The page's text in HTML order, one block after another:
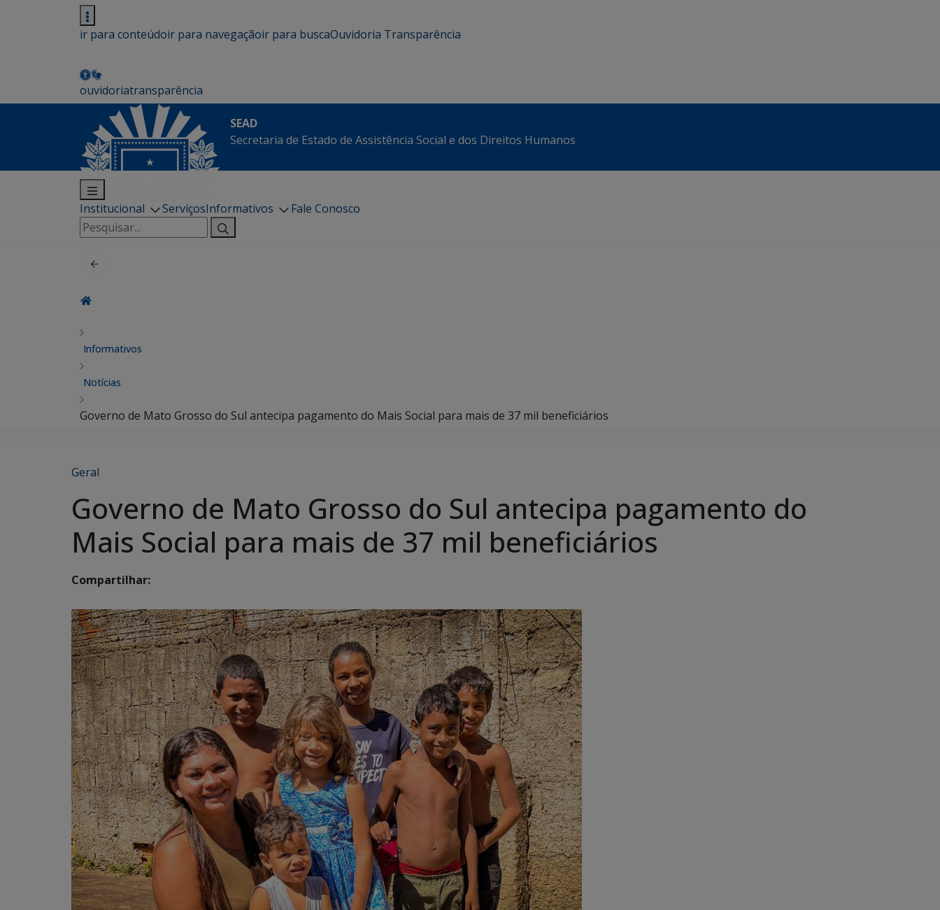
ir para conteúdoir para navegaçãoir para buscaOuvidoria Transparência
ouvidoriatransparência
SEAD
Secretaria de Estado de Assistência Social e dos Direitos Humanos
Institucional ServiçosInformativos
Fale Conosco
Pesquisar
por:
Informativos
Notícias
Governo de Mato Grosso do Sul antecipa pagamento do Mais Social para mais de 37 mil beneficiários
Geral
Governo de Mato Grosso do Sul antecipa pagamento do
Mais Social para mais de 37 mil beneficiários
Compartilhar: